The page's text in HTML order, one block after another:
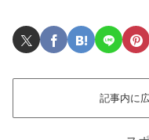
記事内に